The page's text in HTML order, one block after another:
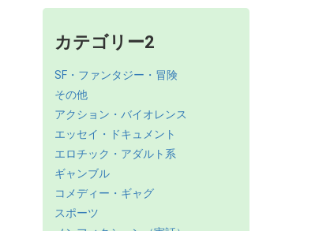
カテゴリー2
SF・ファンタジー・冒険
その他
アクション・バイオレンス
エッセイ・ドキュメント
エロチック・アダルト系
ギャンブル
コメディー・ギャグ
スポーツ